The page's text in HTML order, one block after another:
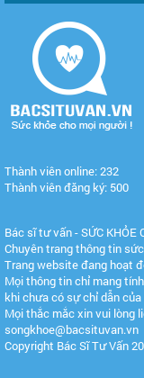
Thành viên online: 232
Thành viên đăng ký: 500
Bác sĩ tư vấn - SỨC KHỎE
Chuyên trang thông tin
Trang website đang hoạt
Mọi thông tin chỉ mang
khi chưa có sự chỉ dẫn
Mọi thắc mắc xin vui lòng
songkhoe@bacsituvan.vn
Copyright Bác Sĩ Tư Vấn